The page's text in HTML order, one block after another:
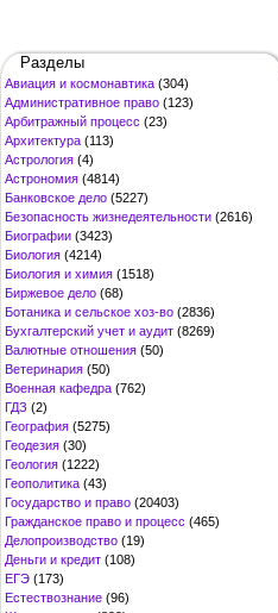
Разделы
Авиация и космонавтика (304)
Административное право (123)
Арбитражный процесс (23)
Архитектура (113)
Астрология (4)
Астрономия (4814)
Банковское дело (5227)
Безопасность жизнедеятельности (2616)
Биографии (3423)
Биология (4214)
Биология и химия (1518)
Биржевое дело (68)
Ботаника и сельское хоз-во (2836)
Бухгалтерский учет и аудит (8269)
Валютные отношения (50)
Ветеринария (50)
Военная кафедра (762)
ГДЗ (2)
География (5275)
Геодезия (30)
Геология (1222)
Геополитика (43)
Государство и право (20403)
Гражданское право и процесс (465)
Делопроизводство (19)
Деньги и кредит (108)
ЕГЭ (173)
Естествознание (96)